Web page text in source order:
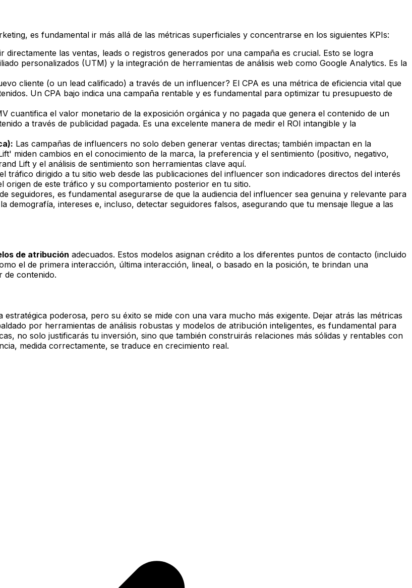
es fundamental ir más allá de las métricas superficiales y concentrarse en los siguientes KPIs:
directamente las ventas, leads o registros generados por una campaña es crucial. Esto se logra
personalizados (UTM) y la integración de herramientas de análisis web como Google Analytics. Es la
cliente (o un lead calificado) a través de un influencer? El CPA es una métrica de eficiencia vital que
Un CPA bajo indica una campaña rentable y es fundamental para optimizar tu presupuesto de
cuantifica el valor monetario de la exposición orgánica y no pagada que genera el contenido de un
a través de publicidad pagada. Es una excelente manera de medir el ROI intangible y la
Las campañas de influencers no solo deben generar ventas directas; también impactan en la
miden cambios en el conocimiento de la marca, la preferencia y el sentimiento (positivo, negativo,
Lift y el análisis de sentimiento son herramientas clave aquí.
tráfico dirigido a tu sitio web desde las publicaciones del influencer son indicadores directos del interés
origen de este tráfico y su comportamiento posterior en tu sitio.
seguidores, es fundamental asegurarse de que la audiencia del influencer sea genuina y relevante para
demografía, intereses e, incluso, detectar seguidores falsos, asegurando que tu mensaje llegue a las
de atribución adecuados. Estos modelos asignan crédito a los diferentes puntos de contacto (incluido
el de primera interacción, última interacción, lineal, o basado en la posición, te brindan una
de contenido.
poderosa, pero su éxito se mide con una vara mucho más exigente. Dejar atrás las métricas
por herramientas de análisis robustas y modelos de atribución inteligentes, es fundamental para
no solo justificarás tu inversión, sino que también construirás relaciones más sólidas y rentables con
medida correctamente, se traduce en crecimiento real.